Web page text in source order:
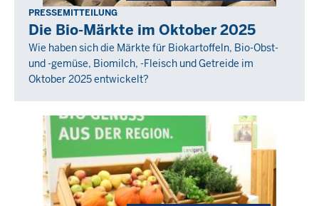
Donnerstag,
27
November
2025
-
00:00
PRESSEMITTEILUNG
Die Bio-Märkte im Oktober 2025
Wie haben sich die Märkte für Biokartoffeln, Bio-Obst-
und -gemüse, Biomilch, -Fleisch und Getreide im
Oktober 2025 entwickelt?